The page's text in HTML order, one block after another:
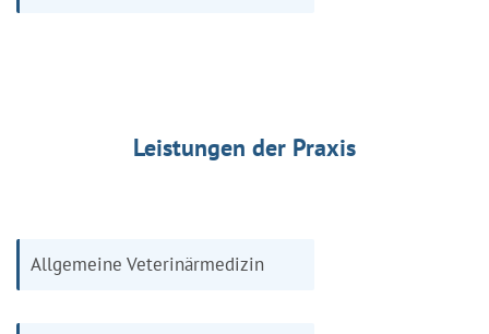
Leistungen der Praxis
Allgemeine Veterinärmedizin